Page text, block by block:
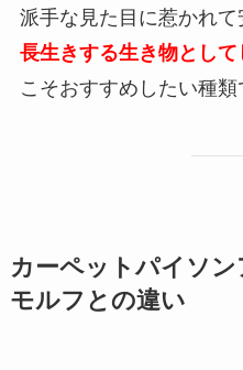
派手な見た目に惹かれて
長生きする生き物とし
こそおすすめしたい種類
カーペットパイソ
モルフとの違い